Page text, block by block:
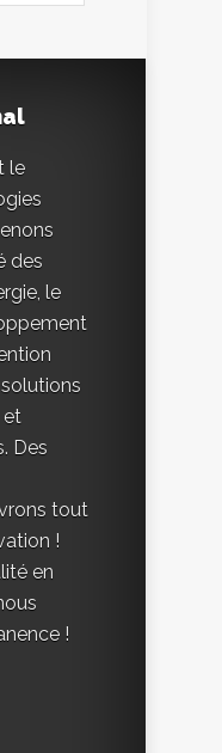
le
des
le
et
Des
tout
!
en
!